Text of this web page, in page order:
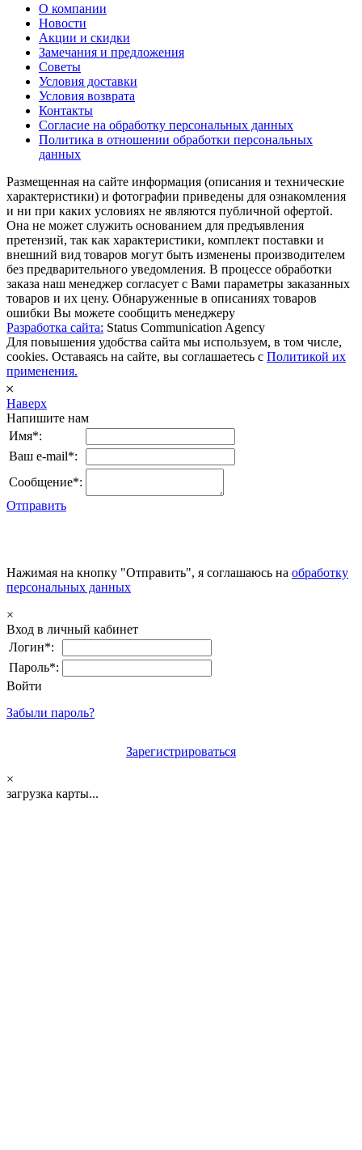
О компании
Новости
Акции и скидки
Замечания и предложения
Советы
Условия доставки
Условия возврата
Контакты
Согласие на обработку персональных данных
Политика в отношении обработки персональных
данных
Размещенная на сайте информация (описания и технические
характеристики) и фотографии приведены для ознакомления
и ни при каких условиях не являются публичной офертой.
Она не может служить основанием для предъявления
претензий, так как характеристики, комплект поставки и
внешний вид товаров могут быть изменены производителем
без предварительного уведомления. В процессе обработки
заказа наш менеджер согласует с Вами параметры заказанных
товаров и их цену. Обнаруженные в описаниях товаров
ошибки Вы можете сообщить менеджеру
Разработка сайта: Status Communication Agency
Для повышения удобства сайта мы используем, в том числе,
cookies. Оставаясь на сайте, вы соглашаетесь с Политикой их
применения.
𐄂
Наверх
Напишите нам
Имя*:
Ваш e-mail*:
Сообщение*:
Отправить
Нажимая на кнопку "Отправить", я соглашаюсь на обработку
персональных данных
×
Вход в личный кабинет
Логин*:
Пароль*:
Войти
Забыли пароль?
Зарегистрироваться
×
загрузка карты...